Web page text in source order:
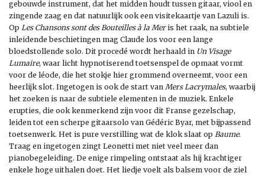
gebouwde instrument, dat het midden houdt tussen gitaar, viool en
zingende zaag en dat natuurlijk ook een visitekaartje van Lazuli is.
Op Les Chansons sont des Bouteilles à la Meris het raak, na subtiele
inleidende beschietingen mag Claude los voor een lange
bloedstollende solo. Dit procedé wordt herhaald in Un Visage
Lumaire, waar licht hypnotiserend toetsenspel de opmaat vormt
voor de léode, die het stokje hier grommend overneemt, voor een
heerlijk slot. Ingetogen is ook de start van Mers Lacrymales, waarbij
het zoeken is naar de subtiele elementen in de muziek. Enkele
erupties, die ook kenmerkend zijn voor dit Franse gezelschap,
leiden tot een scherpe gitaarsolo van Gédéric Byar, met bijpassend
toetsenwerk. Het is pure verstilling wat de klok slaat op Baume.
Traag en ingetogen zingt Leonetti met niet veel meer dan
pianobegeleiding. De enige rimpeling ontstaat als hij krachtiger
enkele hoge uithalen doet. Het liedje voelt als balsem voor de ziel